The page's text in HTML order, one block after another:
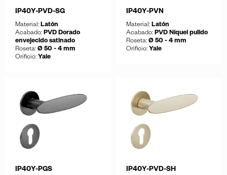
IP40Y-PVD-SG
Material: Latón
Acabado: PVD Dorado
envejecido satinado
Roseta: Ø 50 - 4 mm
Orificio: Yale
IP40Y-PVN
Material: Latón
Acabado: PVD Níquel pulido
Roseta: Ø 50 - 4 mm
Orificio: Yale
IP40Y-PGS IP40Y-PVD-SH